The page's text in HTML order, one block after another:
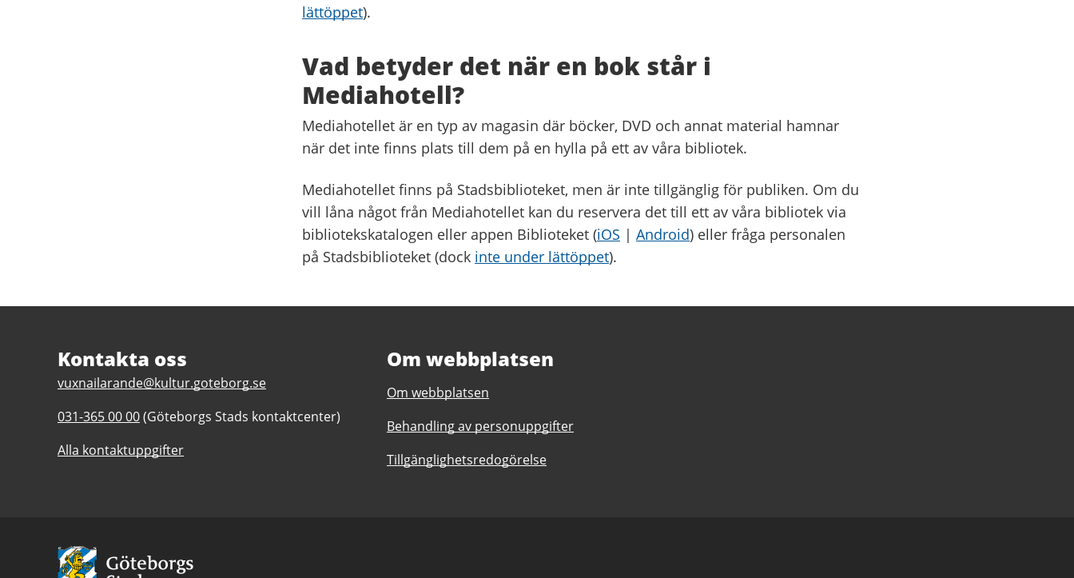
lättöppet).
Vad betyder det när en bok står i
Mediahotell?
Mediahotellet är en typ av magasin där böcker, DVD och annat material hamnar
när det inte finns plats till dem på en hylla på ett av våra bibliotek.
Mediahotellet finns på Stadsbiblioteket, men är inte tillgänglig för publiken. Om du
vill låna något från Mediahotellet kan du reservera det till ett av våra bibliotek via
bibliotekskatalogen eller appen Biblioteket (iOS | Android) eller fråga personalen
på Stadsbiblioteket (dock inte under lättöppet).
Kontakta oss
E
p
s
l
vuxnailarande@kultur.goteborg.se
T
l
n
u
031-365 00 00(Göteborgs Stads kontaktcenter)
Alla kontaktuppgifter
Om webbplatsen
Om webbplatsen
Behandling av personuppgifter
Tillgänglighetsredogörelse
Avsändare